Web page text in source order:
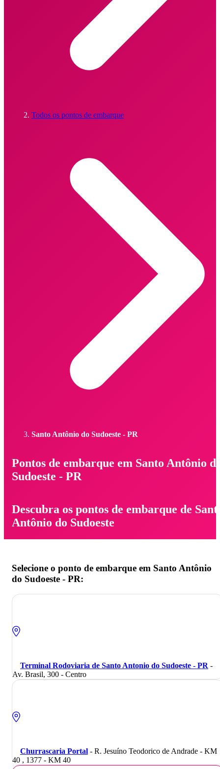
Todos os pontos de embarque
Santo Antônio do Sudoeste - PR
Pontos de embarque em Santo Antônio
Sudoeste - PR
Descubra os pontos de embarque de
Antônio do Sudoeste
Selecione o ponto de embarque em Santo Antônio
do Sudoeste - PR:
Terminal Rodoviaria de Santo Antonio do Sudoeste - PR -
Av. Brasil, 300 - Centro
Churrascaria Portal - R. Jesuíno Teodorico de Andrade - KM
40 , 1377 - KM 40